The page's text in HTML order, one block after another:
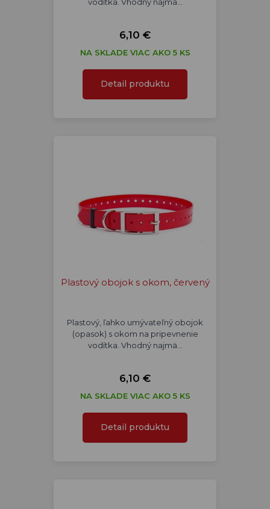
6,10 €
NA SKLADE VIAC AKO 5 KS
Detail produktu
Plastový obojok s okom, červený
Plastový, ľahko umývateľný obojok
(opasok) s okom na pripevnenie
vodítka. Vhodný najmä…
6,10 €
NA SKLADE VIAC AKO 5 KS
Detail produktu